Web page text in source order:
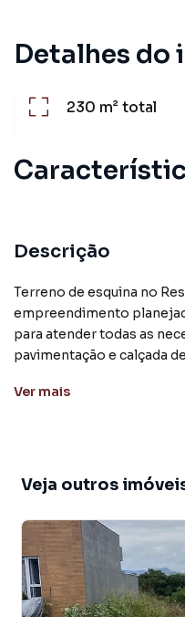
Detalhes do
230 m²total
Descrição
Terreno de esquina no
empreendimento
para atender todas as
pavimentação e calçada
caminhódromo. Área
infra estruturado de
rede de água e rede
proximidades estão
porte, geradoras de
localizado
cidade de Arroio do Meio.
Ver mais
Veja outros